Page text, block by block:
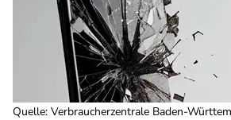
Quelle: Verbraucherzentrale Baden-